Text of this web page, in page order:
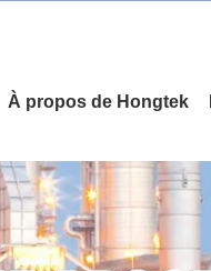
À propos de Hongtek